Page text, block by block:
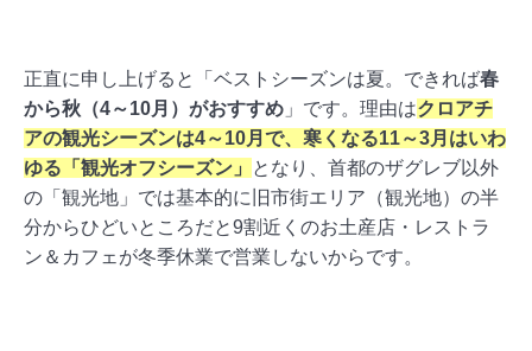
正直に申し上げると「ベストシーズンは夏。できれば春
から秋（4～10月）がおすすめ 」です。理由はクロアチ
アの観光シーズンは4～10月で、寒くなる11～3月はいわ
ゆる「観光オフシーズン」
となり、首都のザグレブ以外
の「観光地」では基本的に旧市街エリア（観光地）の半
分からひどいところだと9割近くのお土産店・レストラ
ン＆カフェが冬季休業で営業しないからです。